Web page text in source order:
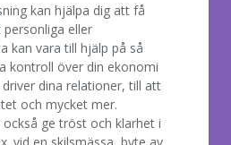
kan hjälpa dig att få
eller
kan vara till hjälp på så
kontroll över din ekonomi
dina relationer, till att
och mycket mer.
ge tröst och klarhet i
vid en skilsmässa, byte av